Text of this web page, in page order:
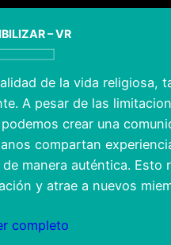
– VR
de la vida religiosa,
A pesar de las
crear una
compartan
manera auténtica. Esto
y atrae a nuevos
completo